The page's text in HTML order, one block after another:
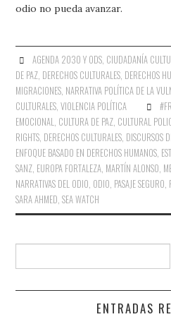
odio no pueda avanzar.
AGENDA 2030 Y ODS, CIUDADANÍA
DE PAZ DERECHOS CULTURALES DERECHOS
MIGRACIONES NARRATIVA POLÍTICA DE LA
CULTURALES ,VIOLENCIA POLÍTICA
EMOCIONAL CULTURA DE PAZ CULTURAL
RIGHTS DERECHOS CULTURALES DISCURSOS
ENFOQUE BASADO EN DERECHOS HUMANOS
SANZ EUROPA FORTALEZA MARTÍN ALONSO
NARRATIVAS DEL ODIO ODIO PASAJE SEGURO
SARA AHMED ,SEA WATCH
ENTRADAS